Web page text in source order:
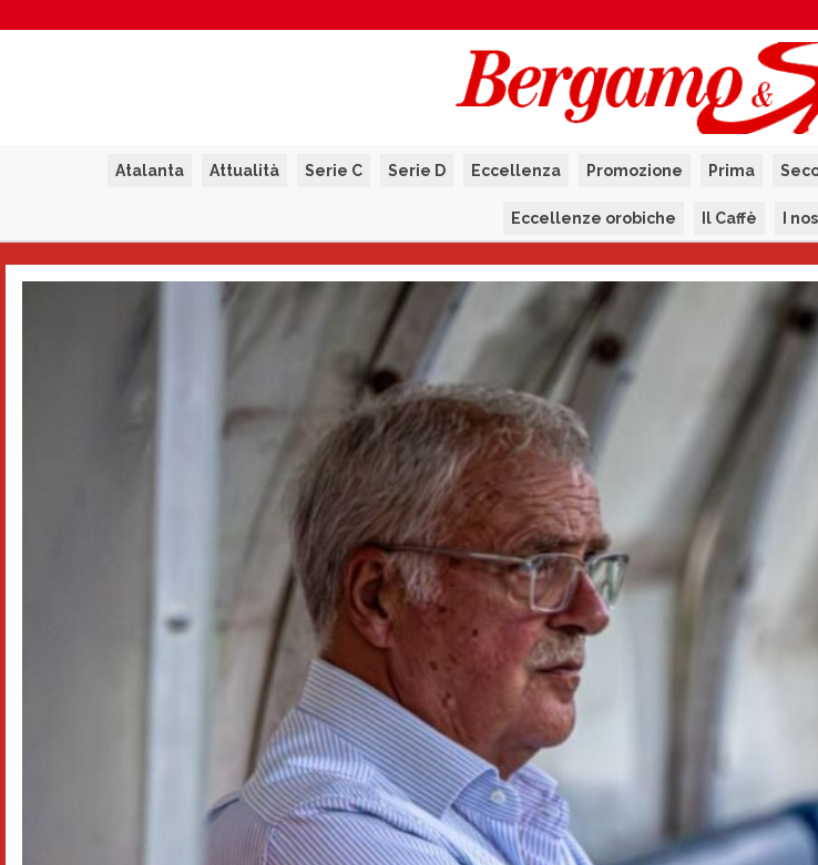
Atalanta Attualità Serie C Serie D Eccellenza Promozione Prima
Eccellenze orobiche Il Caffè I